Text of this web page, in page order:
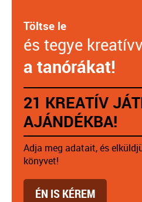
Töltse le
és tegye
a tanórákat!
21 KREATÍV
AJÁNDÉKBA!
Adja meg adatait, és
könyvet!
ÉN IS KÉREM